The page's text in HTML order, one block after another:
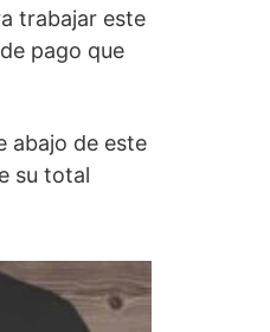
trabajar este
pago que
abajo de este
su total